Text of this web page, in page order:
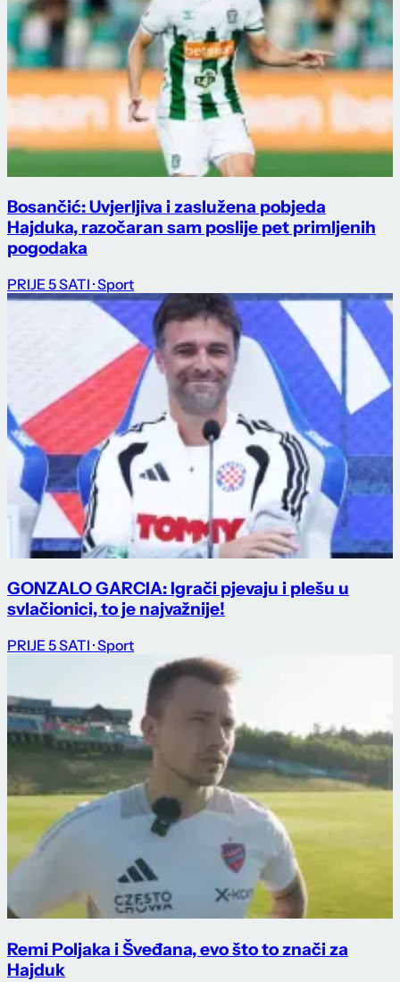
Bosančić: Uvjerljiva i zaslužena pobjeda
Hajduka, razočaran sam poslije pet primljenih
pogodaka
PRIJE 5 SATI · Sport
GONZALO GARCIA: Igrači pjevaju i plešu u
svlačionici, to je najvažnije!
PRIJE 5 SATI · Sport
Remi Poljaka i Šveđana, evo što to znači za
Hajduk